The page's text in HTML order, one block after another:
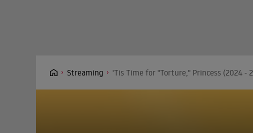
Streaming 'Tis Time for "Torture," Princess (2024